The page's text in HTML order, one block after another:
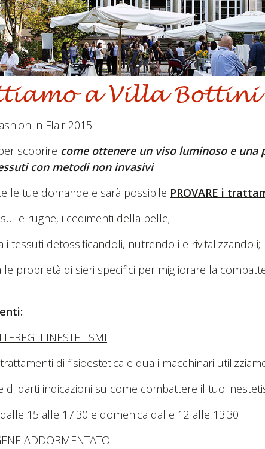
in Flair 2015.
scoprire come ottenere un viso luminoso e una
con metodi non invasivi.
le tue domande e sarà possibile PROVARE i
rughe, i cedimenti della pelle;
i tessuti detossificandoli, nutrendoli e rivitalizzandoli;
proprietà di sieri specifici per migliorare la
INESTETISMI
di fisioestetica e quali macchinari
di darti indicazioni su come combattere il tuo
15 alle 17.30 e domenica dalle 12 alle 13.30
ADDORMENTATO